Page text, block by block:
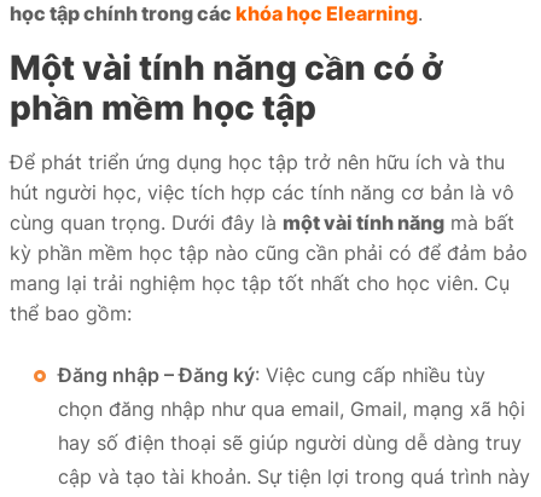
học tập chính trong các khóa học Elearning.
Một vài tính năng cần có ở
phần mềm học tập
Để phát triển ứng dụng học tập trở nên hữu ích và thu
hút người học, việc tích hợp các tính năng cơ bản là vô
cùng quan trọng. Dưới đây là một vài tính năng mà bất
kỳ phần mềm học tập nào cũng cần phải có để đảm bảo
mang lại trải nghiệm học tập tốt nhất cho học viên. Cụ
thể bao gồm:
Đăng nhập – Đăng ký: Việc cung cấp nhiều tùy
chọn đăng nhập như qua email, Gmail, mạng xã hội
hay số điện thoại sẽ giúp người dùng dễ dàng truy
cập và tạo tài khoản. Sự tiện lợi trong quá trình này